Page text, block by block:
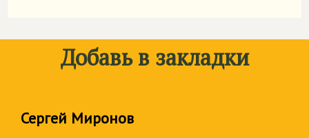
Добавь в закладки
Сергей Миронов